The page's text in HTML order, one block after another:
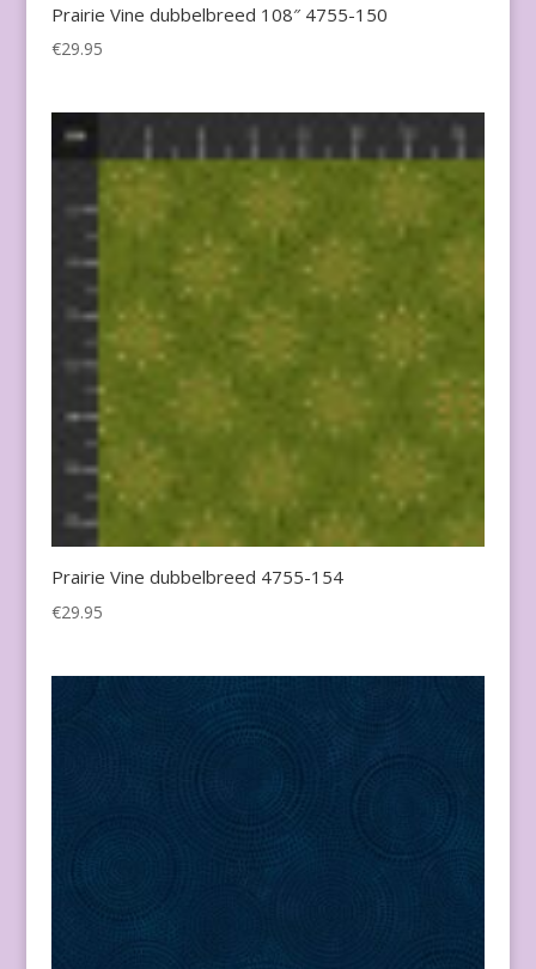
Prairie Vine dubbelbreed 108″ 4755-150
€29.95
Prairie Vine dubbelbreed 4755-154
€29.95